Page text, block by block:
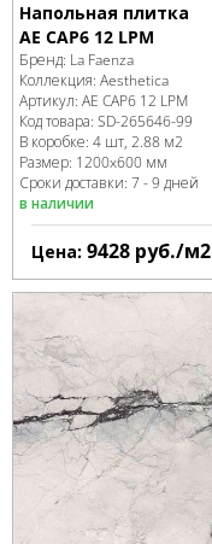
Напольная плитка
AE CAP6 12 LPM
Бренд: La Faenza
Коллекция: Aesthetica
Артикул: AE CAP6 12 LPM
Код товара: SD-265646-99
В коробке: 4 шт, 2.88 м2
Размер: 1200x600 мм
Сроки доставки: 7 - 9 дней
в наличии
Цена: 9428 руб./м2